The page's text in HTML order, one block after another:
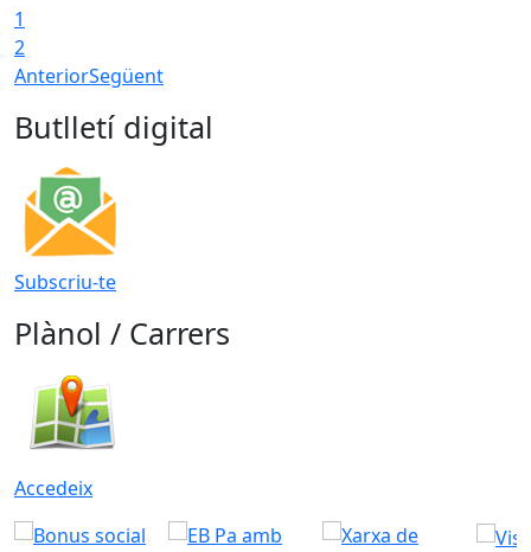
1
2
AnteriorSegüent
Butlletí digital
Subscriu-te
Plànol / Carrers
Accedeix